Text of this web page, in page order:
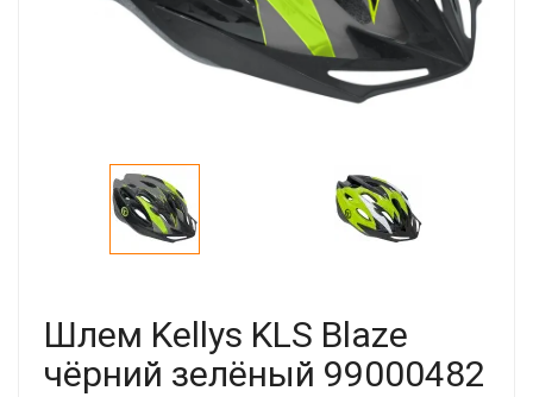
Шлем Kellys KLS Blaze
чёрний зелёный 99000482